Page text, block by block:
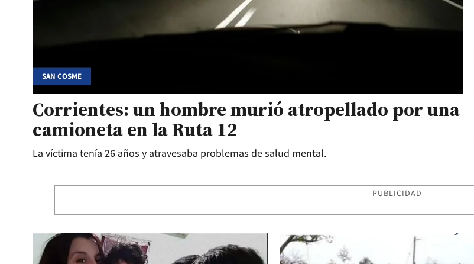
SAN COSME
Corrientes: un hombre murió atropellado por una
camioneta en la Ruta 12
La víctima tenía 26 años y atravesaba problemas de salud mental.
PUBLICIDAD